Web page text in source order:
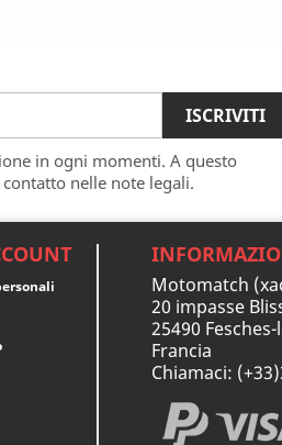
in ogni momenti. A questo
nelle note legali.
Motomatch
20 impasse
25490
Francia
Chiamaci: